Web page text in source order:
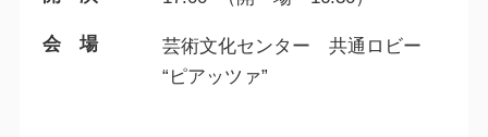
会 場
芸術文化センター 共通ロビー
“ピアッツァ”